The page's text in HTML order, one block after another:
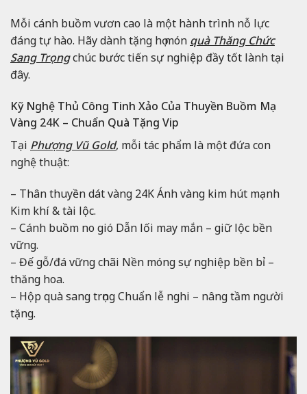
Mỗi cánh buồm vươn cao là một hành trình nỗ lực
đáng tự hào. Hãy dành tặng họ món quà Thăng Chức
Sang Trọngchúc bước tiến sự nghiệp đầy tốt lành tại
đây.
Kỹ Nghệ Thủ Công Tinh Xảo Của Thuyền Buồm Mạ
Vàng 24K – Chuẩn Quà Tặng Vip
Tại Phượng Vũ Gold, mỗi tác phẩm là một đứa con
nghệ thuật:
– Thân thuyền dát vàng 24K Ánh vàng kim hút mạnh
Kim khí & tài lộc.
– Cánh buồm no gió Dẫn lối may mắn – giữ lộc bền
vững.
– Đế gỗ/đá vững chãi Nền móng sự nghiệp bền bỉ –
thăng hoa.
– Hộp quà sang trọng Chuẩn lễ nghi – nâng tầm người
tặng.